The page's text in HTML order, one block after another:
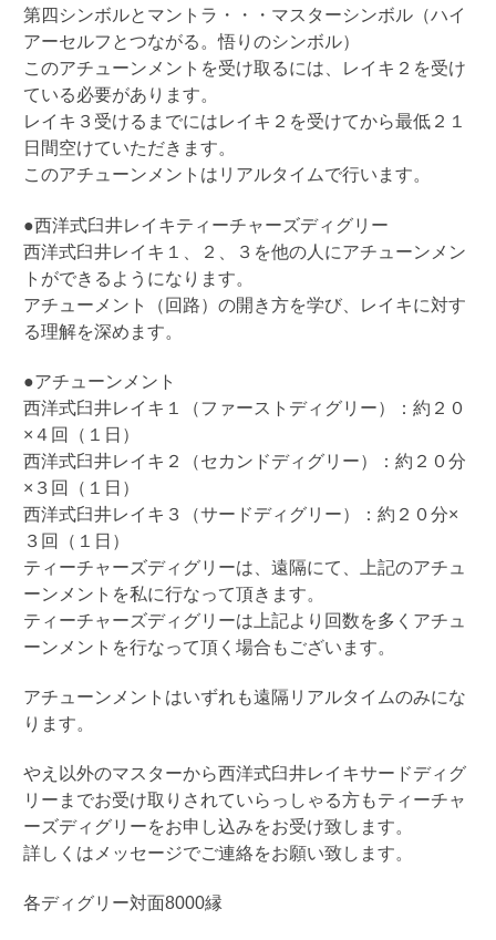
第四シンボルとマントラ・・・マスターシンボル（ハイ
アーセルフとつながる。悟りのシンボル）
このアチューンメントを受け取るには、レイキ２を受け
ている必要があります。
レイキ３受けるまでにはレイキ２を受けてから最低２１
日間空けていただきます。
このアチューンメントはリアルタイムで行います。
●西洋式臼井レイキティーチャーズディグリー
西洋式臼井レイキ１、２、３を他の人にアチューンメン
トができるようになります。
アチューメント（回路）の開き方を学び、レイキに対す
る理解を深めます。
●アチューンメント
西洋式臼井レイキ１（ファーストディグリー）：約２０
× ４回（１日）
西洋式臼井レイキ２（セカンドディグリー）：約２０分
× ３回（１日）
西洋式臼井レイキ３（サードディグリー）：約２０分×
３回（１日）
ティーチャーズディグリーは、遠隔にて、上記のアチュ
ーンメントを私に行なって頂きます。
ティーチャーズディグリーは上記より回数を多くアチュ
ーンメントを行なって頂く場合もございます。
アチューンメントはいずれも遠隔リアルタイムのみにな
ります。
やえ以外のマスターから西洋式臼井レイキサードディグ
リーまでお受け取りされていらっしゃる方もティーチャ
ーズディグリーをお申し込みをお受け致します。
詳しくはメッセージでご連絡をお願い致します。
各ディグリー対面8000縁